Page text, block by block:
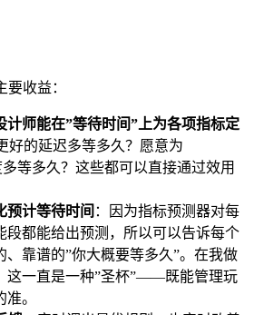
要收益：
计师能在”等待时间”上为各项指标定
好的延迟多等多久？愿意为
多等多久？这些都可以直接通过效用
预计等待时间 ：因为指标预测器对每
段都能给出预测，所以可以告诉每个
、靠谱的”你大概要等多久”。在我做
这一直是一种”圣杯”——既能管理玩
。